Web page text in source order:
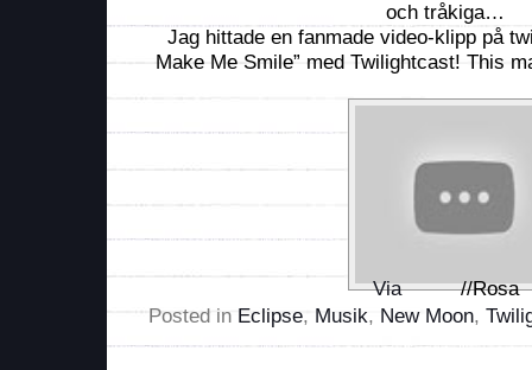
och tråkiga…
Jag hittade en fanmade video-klipp på
Make Me Smile” med Twilightcast! This
Via//Rosa
Posted in Eclipse, Musik, New Moon,